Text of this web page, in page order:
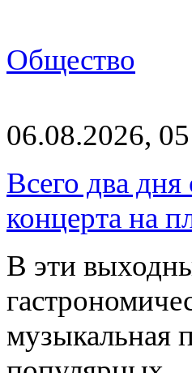
Общество
06.08.2026,
Всего два
концерта на
В эти
музыкальная